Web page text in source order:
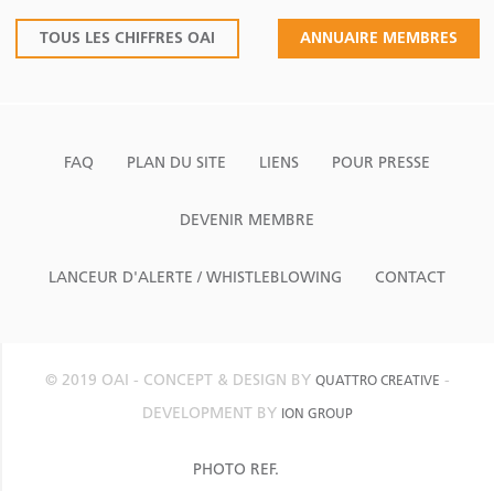
TOUS LES CHIFFRES OAI ANNUAIRE MEMBRES
FAQ PLAN DU SITE LIENS POUR PRESSE
DEVENIR MEMBRE
LANCEUR D'ALERTE / WHISTLEBLOWING CONTACT
© 2019 OAI - CONCEPT & DESIGN BY QUATTRO CREATIVE -
DEVELOPMENT BY ION GROUP
PHOTO REF.